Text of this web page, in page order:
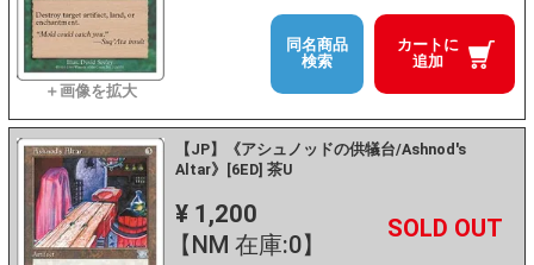
カートに
追加
同名商品
検索
【JP】《アシュノッドの供犠台/Ashnod's
Altar》[6ED] 茶U
¥ 1,200
【NM 在庫:0】
－ +